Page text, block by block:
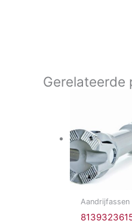
Gerelateerde
Aandrijfassen